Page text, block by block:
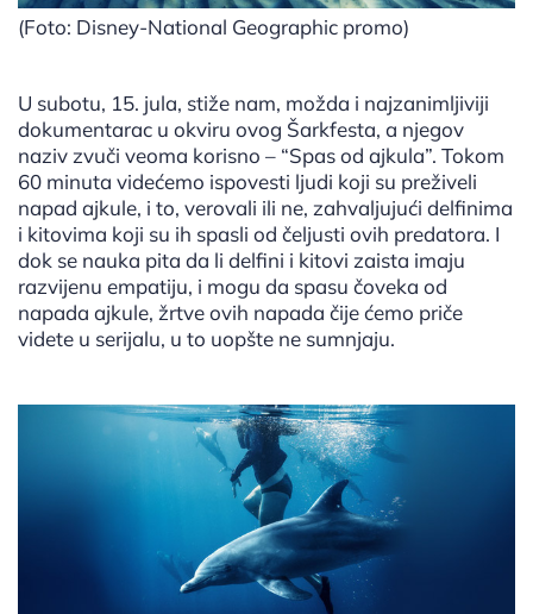
(Foto: Disney-National Geographic promo)
U subotu, 15. jula, stiže nam, možda i najzanimljiviji
dokumentarac u okviru ovog Šarkfesta, a njegov
naziv zvuči veoma korisno – “Spas od ajkula”. Tokom
60 minuta videćemo ispovesti ljudi koji su preživeli
napad ajkule, i to, verovali ili ne, zahvaljujući delfinima
i kitovima koji su ih spasli od čeljusti ovih predatora. I
dok se nauka pita da li delfini i kitovi zaista imaju
razvijenu empatiju, i mogu da spasu čoveka od
napada ajkule, žrtve ovih napada čije ćemo priče
videte u serijalu, u to uopšte ne sumnjaju.